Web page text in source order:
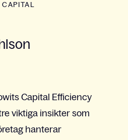
Capital Efficiency
viktiga insikter som
hanterar